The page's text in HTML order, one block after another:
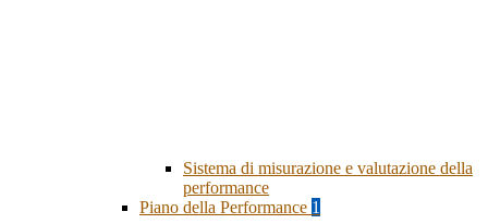
Sistema di misurazione e valutazione della
performance
Piano della Performance 1